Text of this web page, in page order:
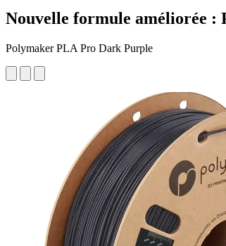
Nouvelle formule améliorée :
Polymaker PLA Pro Dark Purple